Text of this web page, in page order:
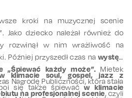
kroki na muzycznej scenie
Jako dziecko należał również do
rozwinął w nim wrażliwość na
Później przyszedł czas nawystęp
„Śpiewać każdy może”. Mietek
Nagrodę Publiczności, która stała
na profesjonalnej scenie, czyli
klimacie soul, gospel, jazz z
się także śpiewaćw klimacie